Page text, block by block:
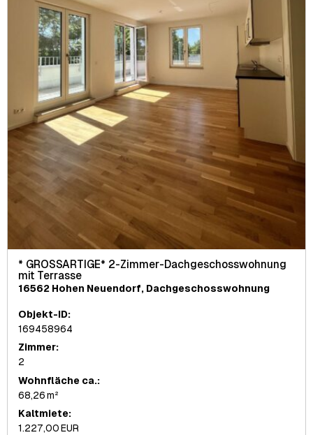
* GROSSARTIGE* 2-Zimmer-Dachgeschosswohnung
mit Terrasse
16562 Hohen Neuendorf, Dachgeschosswohnung
Objekt-ID:
169458964
Zimmer:
2
Wohnfläche ca.:
68,26 m²
Kaltmiete:
1.227,00 EUR